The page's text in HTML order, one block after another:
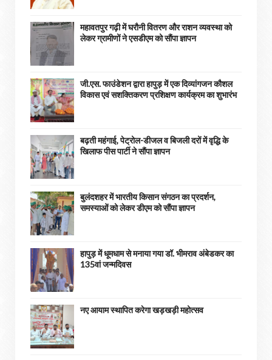
महावतपुर गढ़ी में घरौनी वितरण और राशन व्यवस्था को
लेकर ग्रामीणों ने एसडीएम को सौंपा ज्ञापन
जी.एस. फाउंडेशन द्वारा हापुड़ में एक दिव्यांगजन कौशल
विकास एवं सशक्तिकरण प्रशिक्षण कार्यक्रम का शुभारंभ
बढ़ती महंगाई, पेट्रोल-डीजल व बिजली दरों में वृद्धि के
खिलाफ पीस पार्टी ने सौंपा ज्ञापन
बुलंदशहर में भारतीय किसान संगठन का प्रदर्शन,
समस्याओं को लेकर डीएम को सौंपा ज्ञापन
हापुड़ में धूमधाम से मनाया गया डॉ. भीमराव अंबेडकर का
135वां जन्मदिवस
नए आयाम स्थापित करेगा खड़खड़ी महोत्सव